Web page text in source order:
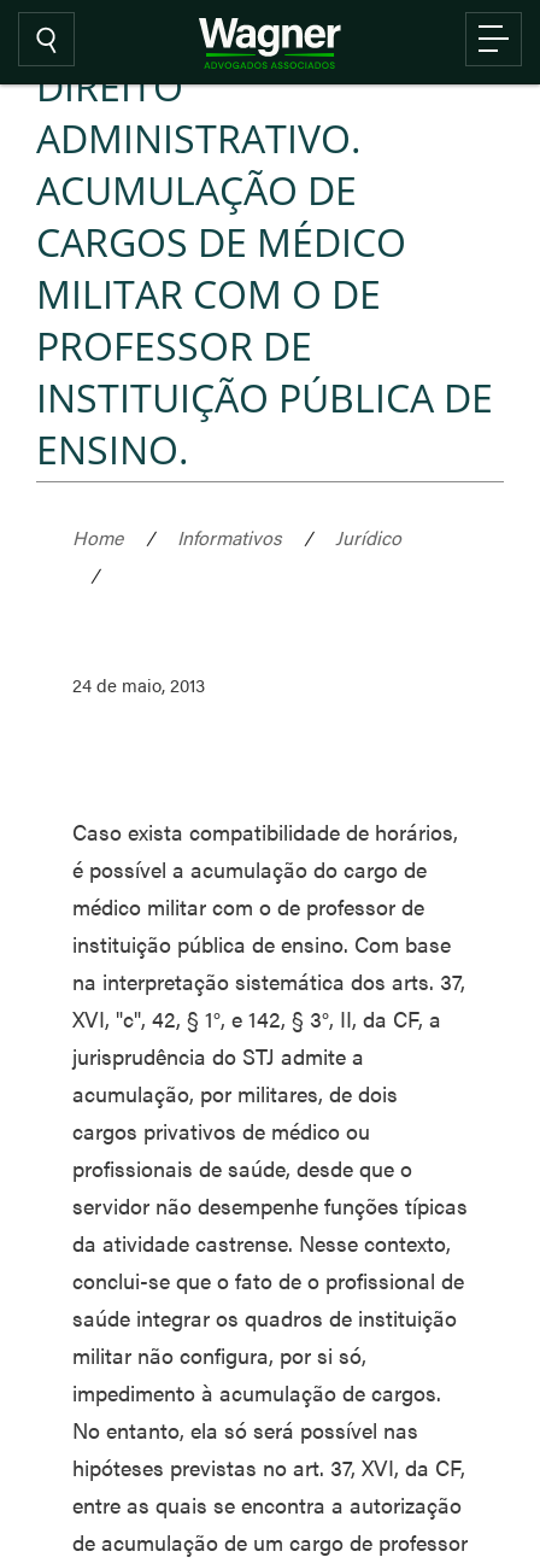
DIREITO
ADMINISTRATIVO.
ACUMULAÇÃO DE
CARGOS DE MÉDICO
MILITAR COM O DE
PROFESSOR DE
INSTITUIÇÃO PÚBLICA DE
ENSINO.
Home / Informativos /
Jurídico
/
24 de maio, 2013
Caso exista compatibilidade de horários,
é possível a acumulação do cargo de
médico militar com o de professor de
instituição pública de ensino. Com base
na interpretação sistemática dos arts. 37,
XVI, "c", 42, § 1°, e 142, § 3°, II, da CF, a
jurisprudência do STJ admite a
acumulação, por militares, de dois
cargos privativos de médico ou
profissionais de saúde, desde que o
servidor não desempenhe funções típicas
da atividade castrense. Nesse contexto,
conclui-se que o fato de o profissional de
saúde integrar os quadros de instituição
militar não configura, por si só,
impedimento à acumulação de cargos.
No entanto, ela só será possível nas
hipóteses previstas no art. 37, XVI, da CF,
entre as quais se encontra a autorização
de acumulação de um cargo de professor